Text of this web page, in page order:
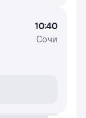
10:40
Сочи